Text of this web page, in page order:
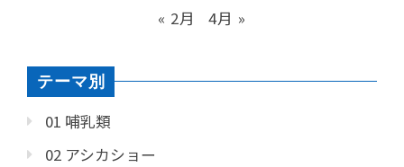
« 2月 4月 »
テーマ別
01 哺乳類
02 アシカショー